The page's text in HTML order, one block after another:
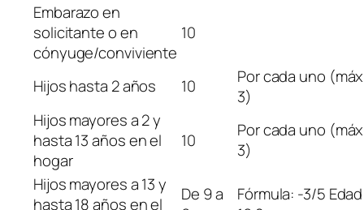
Embarazo en
solicitante o en
cónyuge/conviviente
10
Hijos hasta 2 años 10
Por cada uno
3)
Hijos mayores a 2 y
hasta 13 años en el
hogar
10
Por cada uno
3)
Hijos mayores a 13 y
hasta 18 años en el
De 9 a
Fórmula: -3/5